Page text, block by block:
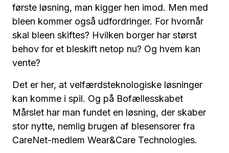
første løsning, man kigger hen imod. Men med
bleen kommer også udfordringer. For hvornår
skal bleen skiftes? Hvilken borger har størst
behov for et bleskift netop nu? Og hvem kan
vente?
Det er her, at velfærdsteknologiske løsninger
kan komme i spil. Og på Bofællesskabet
Mårslet har man fundet en løsning, der skaber
stor nytte, nemlig brugen af blesensorer fra
CareNet-medlem Wear&Care Technologies.